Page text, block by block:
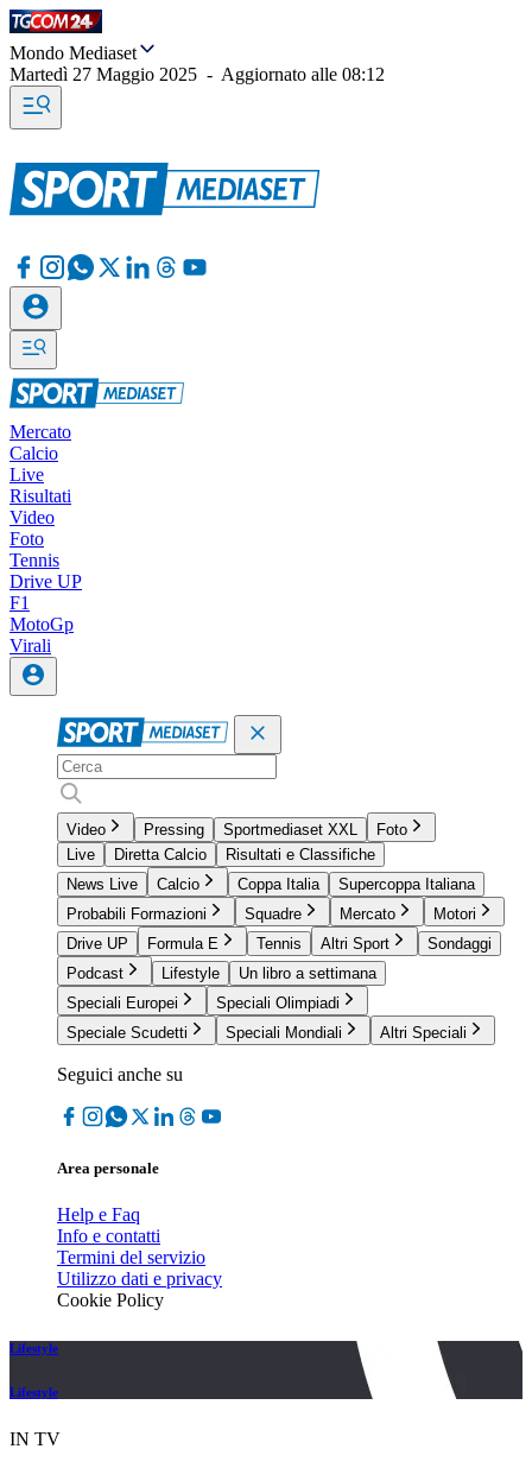
Mondo Mediaset
Martedì 27 Maggio 2025 - Aggiornato alle 08:12
Mercato
Calcio
Live
Risultati
Video
Foto
Tennis
Drive UP
F1
MotoGp
Virali
Video Pressing Sportmediaset XXL
Foto
Live
Diretta Calcio
Risultati e Classifiche
News Live
Calcio Coppa Italia
Supercoppa Italiana
Probabili Formazioni
Squadre Mercato
Motori
Drive UP
Formula E Tennis Altri Sport
Sondaggi
Podcast
Lifestyle
Un libro a settimana
Speciali Europei
Speciali Olimpiadi
Speciale Scudetti
Speciali Mondiali Altri Speciali
Seguici anche su
Area personale
Help e Faq
Info e contatti
Termini del servizio
Utilizzo dati e privacy
Cookie Policy
Lifestyle
Lifestyle
IN TV